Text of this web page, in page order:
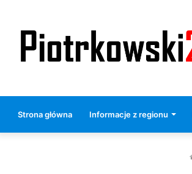
Strona główna Informacje z regionu